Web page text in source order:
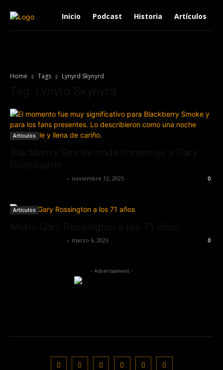
Inicio Podcast Historia Artículos
Home Tags Lynyrd Skynyrd
Artículos
- noviembre 12, 2025 0
Artículos
- marzo 6, 2023 0
- Advertisement -